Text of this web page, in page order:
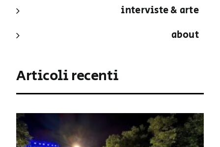
interviste & arte
about
Articoli recenti